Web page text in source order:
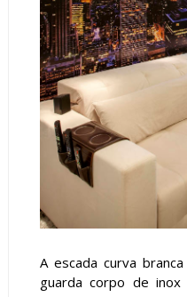
A escada curva
guarda corpo de